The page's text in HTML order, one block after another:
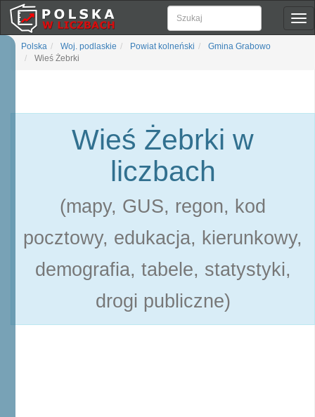
Polska Woj. podlaskie Powiat kolneński
Gmina Grabowo
Wieś Żebrki
Wieś Żebrki w
liczbach
(mapy, GUS, regon, kod
pocztowy, edukacja, kierunkowy,
demografia, tabele, statystyki,
drogi publiczne)